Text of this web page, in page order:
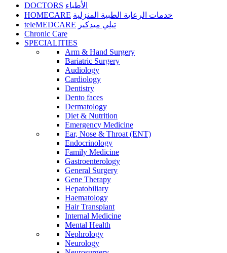
DOCTORS الأطباء
HOMECARE خدمات الرعاية الطبية المنزلية
teleMEDCARE تيلي ميدكير
Chronic Care
SPECIALITIES
Arm & Hand Surgery
Bariatric Surgery
Audiology
Cardiology
Dentistry
Dento faces
Dermatology
Diet & Nutrition
Emergency Medicine
Ear, Nose & Throat (ENT)
Endocrinology
Family Medicine
Gastroenterology
General Surgery
Gene Therapy
Hepatobiliary
Haematology
Hair Transplant
Internal Medicine
Mental Health
Nephrology
Neurology